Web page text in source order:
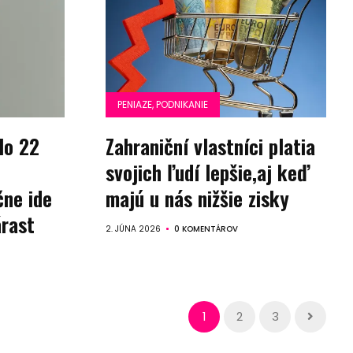
22
ide
PENIAZE, PODNIKANIE
Zahraniční vlastníci platia
svojich ľudí lepšie,aj keď
majú u nás nižšie zisky
2. JÚNA 2026 0 KOMENTÁROV
1 2 3